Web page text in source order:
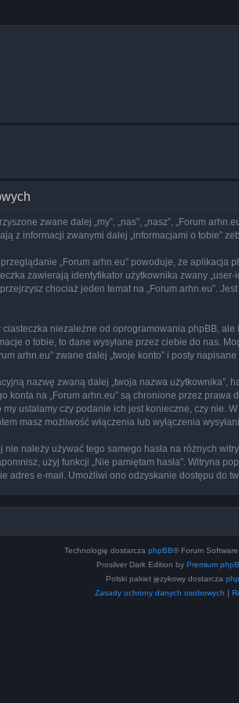
zwane dalej „my”, „nas”, „nasz”, „Forum
z informacji zwanymi dalej „informacjami o tobie”
„Forum arhn.eu” powoduje, że
zawierają identyfikator użytkownika zwany
chociaż jeden temat na „Forum arhn.eu”.
niezależne od oprogramowania phpBB,
o tobie, to dane wysyłane przez ciebie do nas.
arhn.eu” zwane dalej „twoje konto” i posty
nazwę zwaną dalej „twoja nazwa użytkownika”,
konta na „Forum arhn.eu” są chronione przez
ustalamy czy podanie ich jest konieczne, czy nie.
masz możliwość włączenia lub wyłączenia
należy używać tego samego hasła na różnych
użyj funkcji „Nie pamiętam hasła”. Witryna
adres e-mail. Umożliwi ono odzyskanie dostępu do
Technologię dostarcza phpBB® Forum
Prosilver Dark Edition by Premium
Polski pakiet językowy dostarcza
Zasady ochrony danych osobowych |